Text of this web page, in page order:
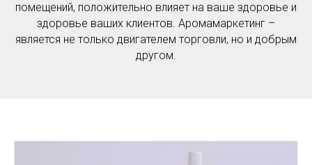
помещений, положительно влияет на ваше здоровье и
здоровье ваших клиентов. Аромамаркетинг –
является не только двигателем торговли, но и добрым
другом.